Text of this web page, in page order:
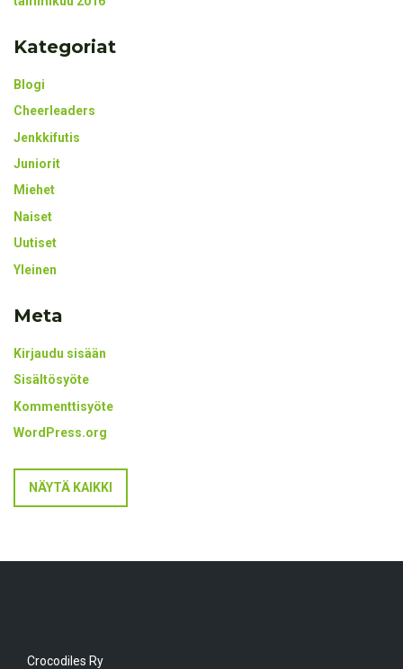
Kategoriat
Blogi
Cheerleaders
Jenkkifutis
Juniorit
Miehet
Naiset
Uutiset
Yleinen
Meta
Kirjaudu sisään
Sisältösyöte
Kommenttisyöte
WordPress.org
NÄYTÄ KAIKKI
Crocodiles Ry